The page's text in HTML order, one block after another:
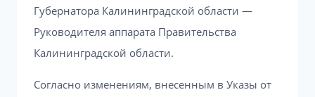
Губернатора Калининградской области —
Руководителя аппарата Правительства
Калининградской области.
Согласно изменениям, внесенным в Указы от